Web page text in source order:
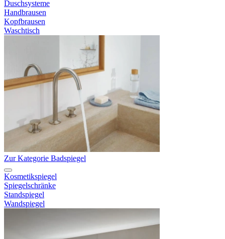
Duschsysteme
Handbrausen
Kopfbrausen
Waschtisch
Zur Kategorie Badspiegel
Kosmetikspiegel
Spiegelschränke
Standspiegel
Wandspiegel